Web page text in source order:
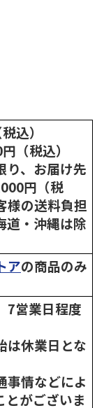
込）
（税込）
り、お届け先
円（税
様の送料負担
道・沖縄は除
アの商品のみ
7営業日程度
は休業日とな
情などによ
とがございま